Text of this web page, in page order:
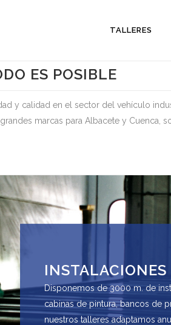
TALLERES
ES POSIBLE
y calidad en el sector del vehículo
marcas para Albacete y Cuenca,
INSTALACIONES
Disponemos de 3000 m. de
cabinas de pintura, bancos de
nuestros talleres adaptamos